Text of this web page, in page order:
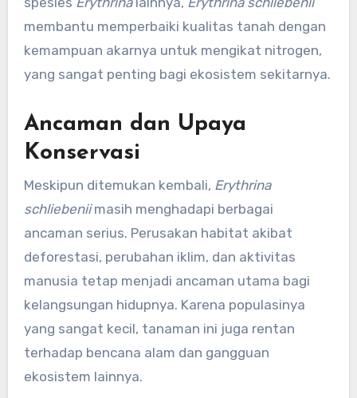
membantu memperbaiki kualitas tanah dengan
kemampuan akarnya untuk mengikat nitrogen,
yang sangat penting bagi ekosistem sekitarnya.
Ancaman dan Upaya
Konservasi
Meskipun ditemukan kembali, Erythrina
schliebeniimasih menghadapi berbagai
ancaman serius. Perusakan habitat akibat
deforestasi, perubahan iklim, dan aktivitas
manusia tetap menjadi ancaman utama bagi
kelangsungan hidupnya. Karena populasinya
yang sangat kecil, tanaman ini juga rentan
terhadap bencana alam dan gangguan
ekosistem lainnya.